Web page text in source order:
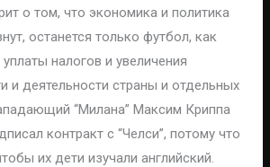
о том, что экономика и политика
останется только футбол, как
налогов и увеличения
и деятельности страны и отдельных
“Милана” Максим Криппа
контракт с “Челси”, потому что
их дети изучали английский.